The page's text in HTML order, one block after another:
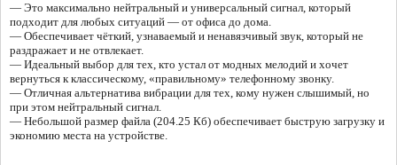
— Это максимально нейтральный и универсальный сигнал, который
подходит для любых ситуаций — от офиса до дома.
— Обеспечивает чёткий, узнаваемый и ненавязчивый звук, который не
раздражает и не отвлекает.
— Идеальный выбор для тех, кто устал от модных мелодий и хочет
вернуться к классическому, «правильному» телефонному звонку.
— Отличная альтернатива вибрации для тех, кому нужен слышимый, но
при этом нейтральный сигнал.
— Небольшой размер файла (204.25 Кб) обеспечивает быструю загрузку и
экономию места на устройстве.